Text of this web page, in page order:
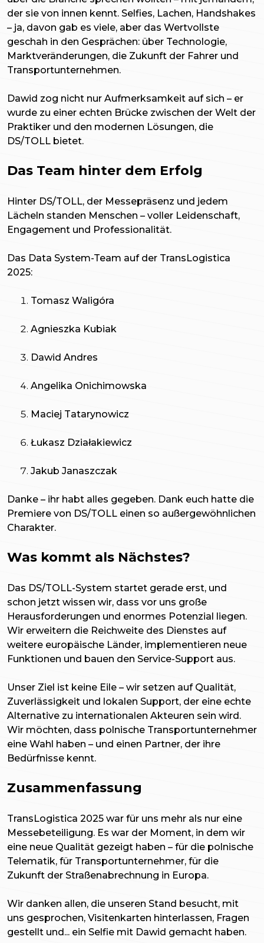
der sie von innen kennt. Selfies, Lachen, Handshakes
– ja, davon gab es viele, aber das Wertvollste
geschah in den Gesprächen: über Technologie,
Marktveränderungen, die Zukunft der Fahrer und
Transportunternehmen.
Dawid zog nicht nur Aufmerksamkeit auf sich – er
wurde zu einer echten Brücke zwischen der Welt der
Praktiker und den modernen Lösungen, die
DS/TOLL bietet.
Das Team hinter dem Erfolg
Hinter DS/TOLL, der Messepräsenz und jedem
Lächeln standen Menschen – voller Leidenschaft,
Engagement und Professionalität.
Das Data System-Team auf der TransLogistica
2025:
Tomasz Waligóra
Agnieszka Kubiak
Dawid Andres
Angelika Onichimowska
Maciej Tatarynowicz
Łukasz Działakiewicz
Jakub Janaszczak
Danke – ihr habt alles gegeben. Dank euch hatte die
Premiere von DS/TOLL einen so außergewöhnlichen
Charakter.
Was kommt als Nächstes?
Das DS/TOLL-System startet gerade erst, und
schon jetzt wissen wir, dass vor uns große
Herausforderungen und enormes Potenzial liegen.
Wir erweitern die Reichweite des Dienstes auf
weitere europäische Länder, implementieren neue
Funktionen und bauen den Service-Support aus.
Unser Ziel ist keine Eile – wir setzen auf Qualität,
Zuverlässigkeit und lokalen Support, der eine echte
Alternative zu internationalen Akteuren sein wird.
Wir möchten, dass polnische Transportunternehmer
eine Wahl haben – und einen Partner, der ihre
Bedürfnisse kennt.
Zusammenfassung
TransLogistica 2025 war für uns mehr als nur eine
Messebeteiligung. Es war der Moment, in dem wir
eine neue Qualität gezeigt haben – für die polnische
Telematik, für Transportunternehmer, für die
Zukunft der Straßenabrechnung in Europa.
Wir danken allen, die unseren Stand besucht, mit
uns gesprochen, Visitenkarten hinterlassen, Fragen
gestellt und... ein Selfie mit Dawid gemacht haben.